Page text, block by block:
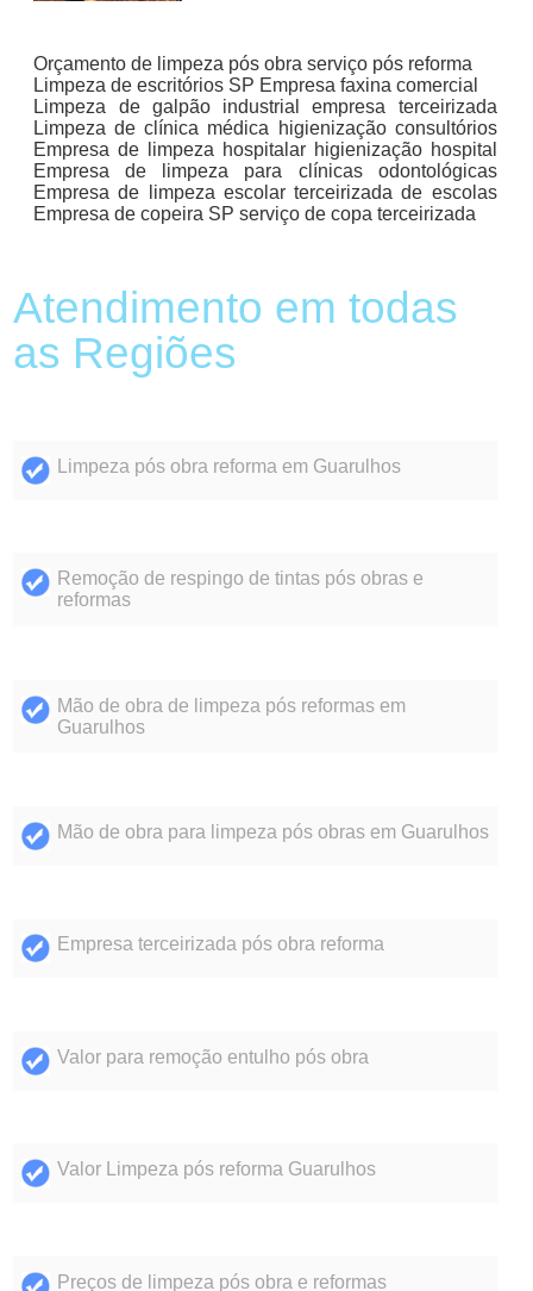
Orçamento de limpeza pós obra serviço pós reforma
Limpeza de escritórios SP Empresa faxina comercial
Limpeza de galpão industrial empresa terceirizada
Limpeza de clínica médica higienização consultórios
Empresa de limpeza hospitalar higienização hospital
Empresa de limpeza para clínicas odontológicas
Empresa de limpeza escolar terceirizada de escolas
Empresa de copeira SP serviço de copa terceirizada
Atendimento em todas
as Regiões
Limpeza pós obra reforma em Guarulhos
Remoção de respingo de tintas pós obras e
reformas
Mão de obra de limpeza pós reformas em
Guarulhos
Mão de obra para limpeza pós obras em Guarulhos
Empresa terceirizada pós obra reforma
Valor para remoção entulho pós obra
Valor Limpeza pós reforma Guarulhos
Preços de limpeza pós obra e reformas